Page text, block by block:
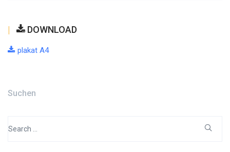
DOWNLOAD
plakat A4
Suchen
for: